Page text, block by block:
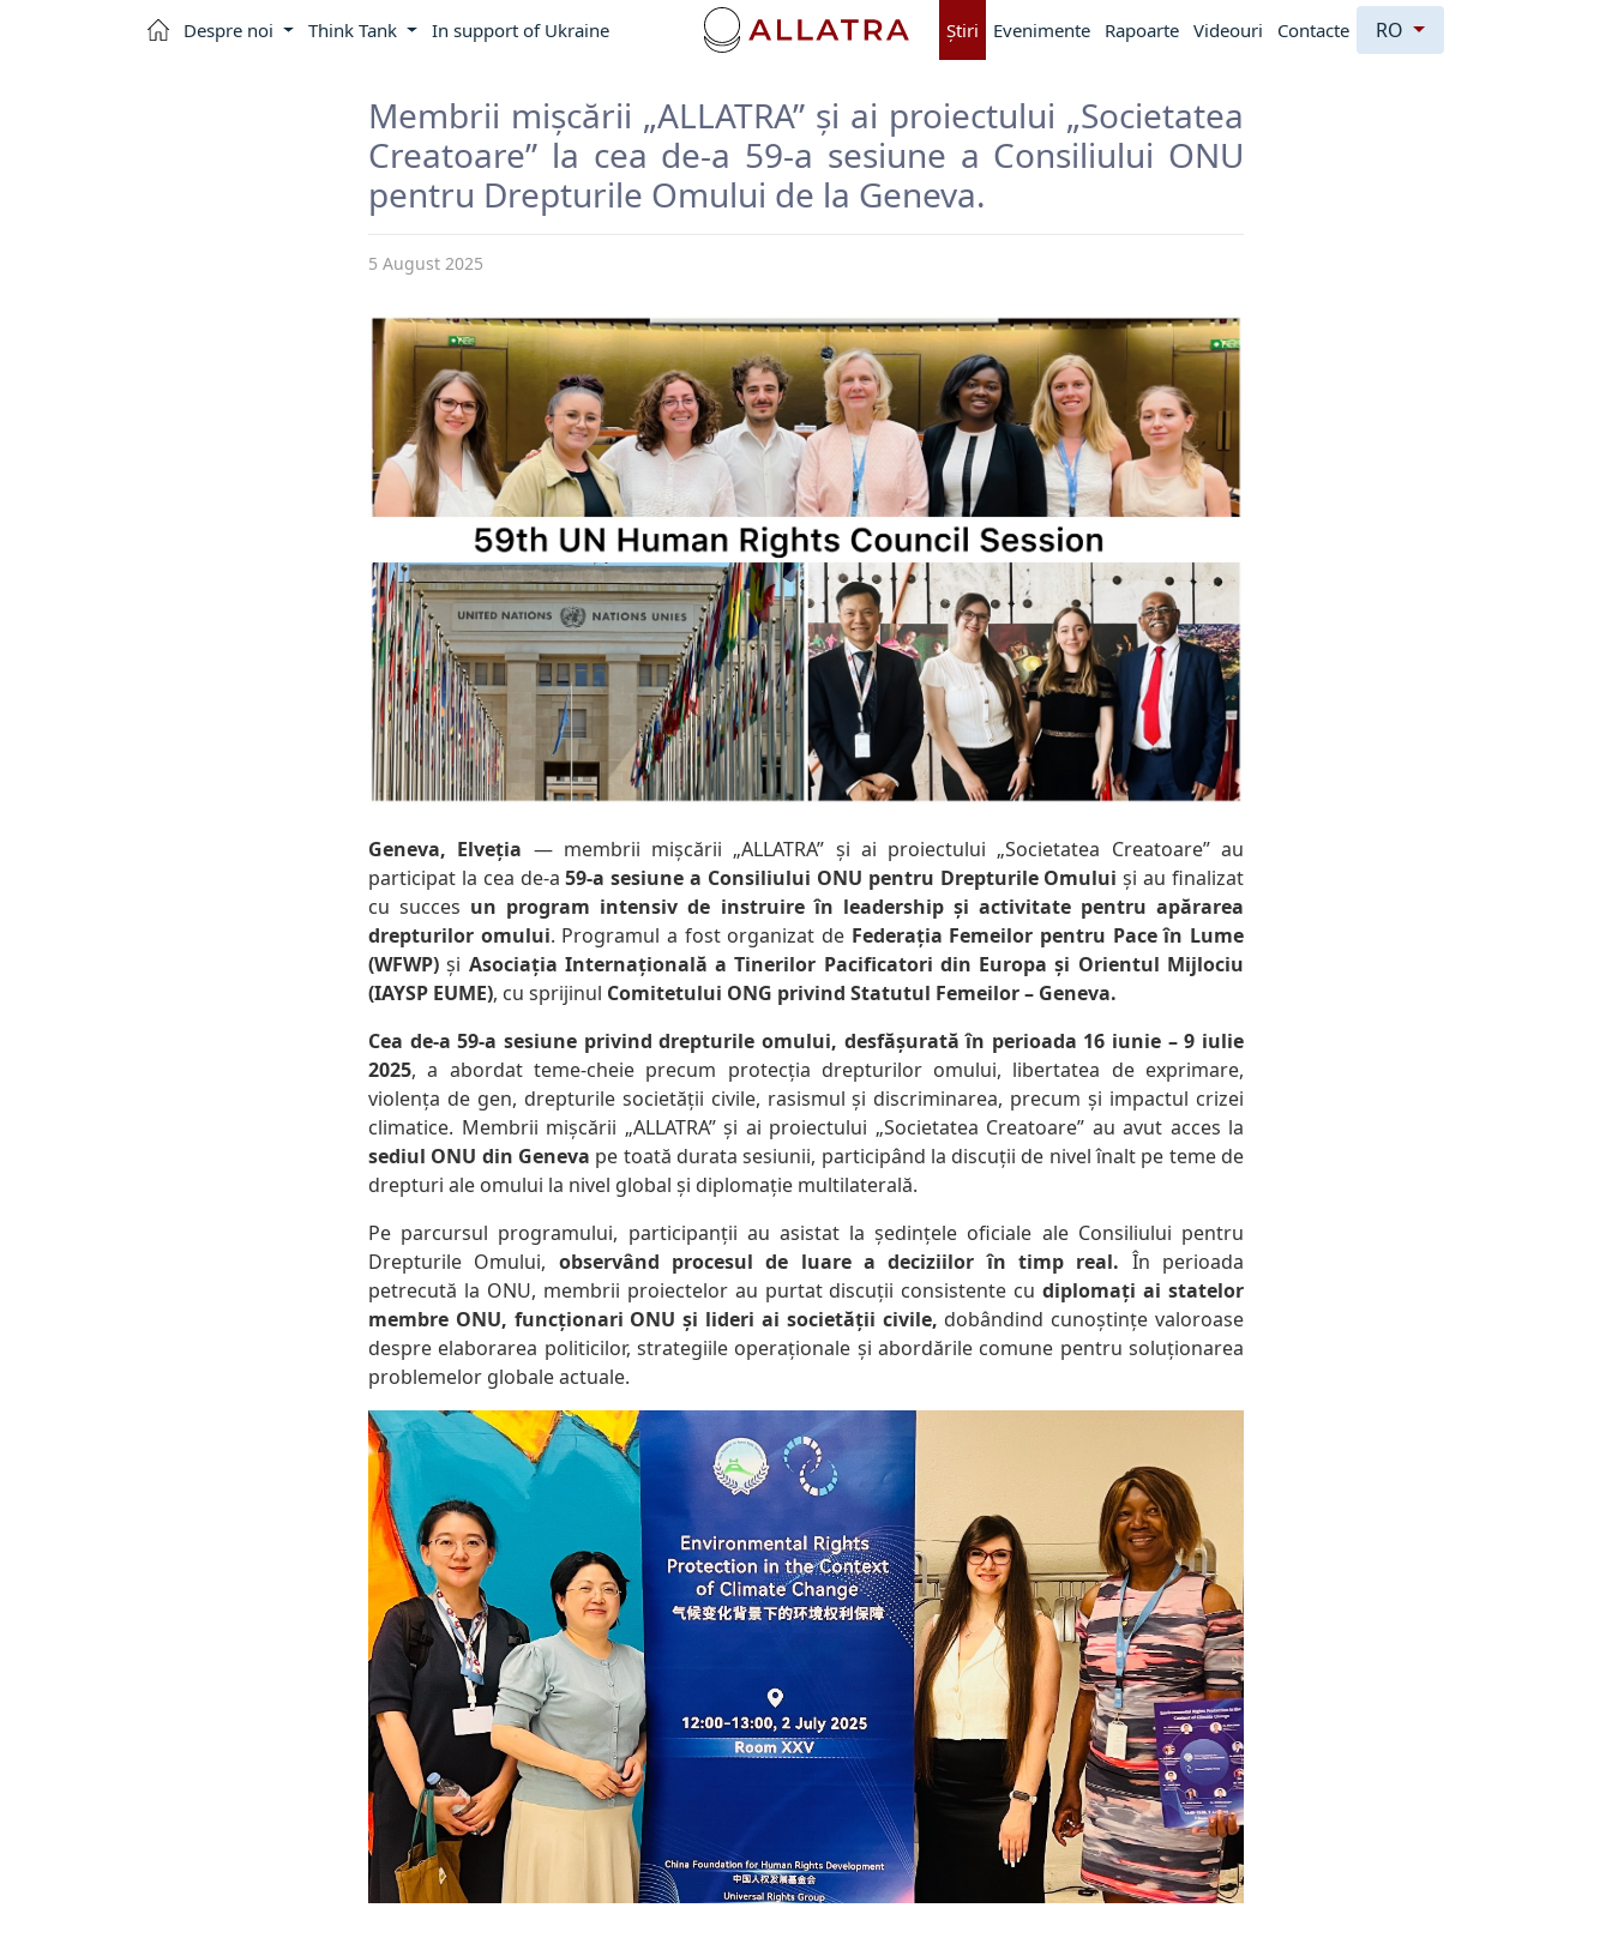
Despre noi Think Tank In support of Ukraine Ştiri Evenimente Rapoarte Videouri Contacte RO
Membrii mișcării „ALLATRA” și ai proiectului „Societatea
Creatoare” la cea de-a 59-a sesiune a Consiliului ONU
pentru Drepturile Omului de la Geneva.
5 August 2025
Geneva, Elveția — membrii mișcării „ALLATRA” și ai proiectului „Societatea Creatoare” au
participat la cea de-a59-a sesiune a Consiliului ONU pentru Drepturile Omului și au finalizat
cu succes un program intensiv de instruire în leadership și activitate pentru apărarea
drepturilor omului. Programul a fost organizat de Federația Femeilor pentru Pace în Lume
(WFWP) și Asociația Internațională a Tinerilor Pacificatori din Europa și Orientul Mijlociu
(IAYSP EUME), cu sprijinul Comitetului ONG privind Statutul Femeilor – Geneva.
Cea de-a 59-a sesiune privind drepturile omului, desfășurată în perioada 16 iunie – 9 iulie
2025, a abordat teme-cheie precum protecția drepturilor omului, libertatea de exprimare,
violența de gen, drepturile societății civile, rasismul și discriminarea, precum și impactul crizei
climatice. Membrii mișcării „ALLATRA” și ai proiectului „Societatea Creatoare” au avut acces la
sediul ONU din Geneva pe toată durata sesiunii, participând la discuții de nivel înalt pe teme de
drepturi ale omului la nivel global și diplomație multilaterală.
Pe parcursul programului, participanții au asistat la ședințele oficiale ale Consiliului pentru
Drepturile Omului, observând procesul de luare a deciziilor în timp real. În perioada
petrecută la ONU, membrii proiectelor au purtat discuții consistente cudiplomați ai statelor
membre ONU, funcționari ONU și lideri ai societății civile, dobândind cunoștințe valoroase
despre elaborarea politicilor, strategiile operaționale și abordările comune pentru soluționarea
problemelor globale actuale.